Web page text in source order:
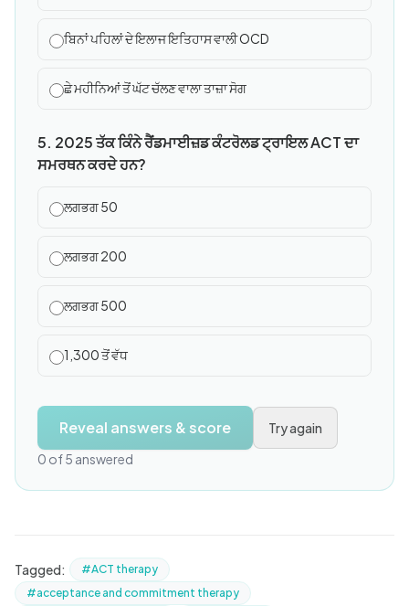
ਬਿਨਾਂ ਪਹਿਲਾਂ ਦੇ ਇਲਾਜ ਇਤਿਹਾਸ ਵਾਲੀ OCD
ਛੇ ਮਹੀਨਿਆਂ ਤੋਂ ਘੱਟ ਚੱਲਣ ਵਾਲਾ ਤਾਜ਼ਾ ਸੋਗ
5. 2025 ਤੱਕ ਕਿੰਨੇ ਰੈਂਡਮਾਈਜ਼ਡ ਕੰਟਰੋਲਡ ਟ੍ਰਾਇਲ ACT ਦਾ
ਸਮਰਥਨ ਕਰਦੇ ਹਨ?
ਲਗਭਗ 50
ਲਗਭਗ 200
ਲਗਭਗ 500
1,300 ਤੋਂ ਵੱਧ
Reveal answers & score
Try again
0 of 5 answered
Tagged:
#ACT therapy
#acceptance and commitment therapy